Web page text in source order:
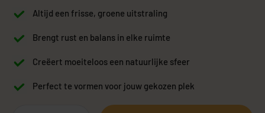
Altijd een frisse, groene uitstraling
Brengt rust en balans in elke ruimte
Creëert moeiteloos een natuurlijke sfeer
Perfect te vormen voor jouw gekozen plek